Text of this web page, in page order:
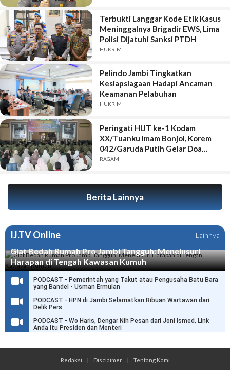
Terbukti Langgar Kode Etik Kasus
Meninggalnya Brigadir EWS, Lima
Polisi Dijatuhi Sanksi PTDH
HUKRIM
Pelindo Jambi Tingkatkan
Kesiapsiagaan Hadapi Ancaman
Keamanan Pelabuhan
HUKRIM
Peringati HUT ke-1 Kodam
XX/Tuanku Imam Bonjol, Korem
042/Garuda Putih Gelar Doa
Bersama
RAGAM
Berita Lainnya
IJ.TV Online Lainnya
Giat Bedah Rumah Pro Jambi Tangguh: Menelusuri
Harapan di Tengah Kawasan Kumuh
PODCAST - Pemerintah yang Takut atau Pengusaha Batu Bara
yang Bandel - Usman Ermulan
PODCAST - HPN di Jambi Selamatkan Ribuan Wartawan dari
Delik Pers
PODCAST - Wo Haris, Dengar Nih Pesan dari Joni Ismed, Link
Anda Itu Presiden dan Menteri
Redaksi | Disclaimer |
Tentang Kami